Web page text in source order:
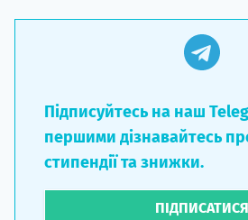
Підписуйтесь на наш
першими дізнавайтесь
стипендії та знижки.
ПІДПИСАТИСЯ